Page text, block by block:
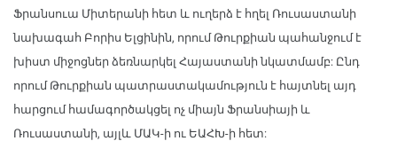
Ֆրանսուա Միտերանի հետ և ուղերձ է հղել Ռուսաստանի
նախագահ Բորիս Ելցինին, որում Թուրքիան պահանջում է
խիստ միջոցներ ձեռնարկել Հայաստանի նկատմամբ: Ընդ
որում Թուրքիան պատրաստակամություն է հայտնել այդ
հարցում համագործակցել ոչ միայն Ֆրանսիայի և
Ռուսաստանի, այլև ՄԱԿ-ի ու ԵԱՀԽ-ի հետ: